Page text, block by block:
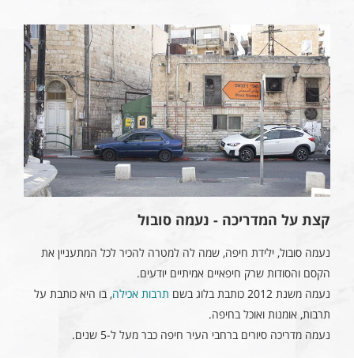
קצת על המדריכה - נעמה סובול
נעמה סובול, ילידת חיפה, שמה לה למטרה להכיר לכל המתעניין את
הקסם והסודות שרק חיפאיים אמיתיים יודעים.
נעמה משנת 2012 כותבת בלוג בשם
תרבות אכילה, בו היא כותבת על
תרבות, אומנות ואוכל בחיפה.
נעמה מדריכה סיורים ברחבי העיר חיפה כבר מעל ל-5 שנים.